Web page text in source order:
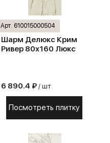
Арт. 610015000504
Шарм Делюкс Крим
Ривер 80х160 Люкс
6 890.4 ₽ / шт
Посмотреть плитку